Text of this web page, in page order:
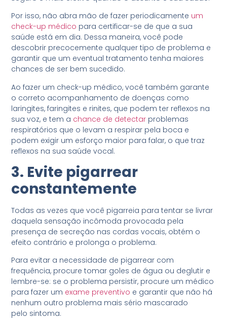
Por isso, não abra mão de fazer periodicamente um
check-up médico para certificar-se de que a sua
saúde está em dia. Dessa maneira, você pode
descobrir precocemente qualquer tipo de problema e
garantir que um eventual tratamento tenha maiores
chances de ser bem sucedido.
Ao fazer um check-up médico, você também garante
o correto acompanhamento de doenças como
laringites, faringites e rinites, que podem ter reflexos na
sua voz, e tem a chance de detectar problemas
respiratórios que o levam a respirar pela boca e
podem exigir um esforço maior para falar, o que traz
reflexos na sua saúde vocal.
3. Evite pigarrear
constantemente
Todas as vezes que você pigarreia para tentar se livrar
daquela sensação incômoda provocada pela
presença de secreção nas cordas vocais, obtém o
efeito contrário e prolonga o problema.
Para evitar a necessidade de pigarrear com
frequência, procure tomar goles de água ou deglutir e
lembre-se: se o problema persistir, procure um médico
para fazer um exame preventivo e garantir que não há
nenhum outro problema mais sério mascarado
pelo sintoma.